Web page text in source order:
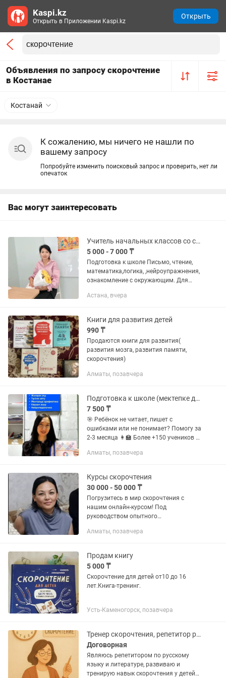
Объявления по запросу скорочтение
в Костанае
Костанай
К сожалению, мы ничего не нашли по
вашему запросу
Попробуйте изменить поисковый запрос и проверить, нет ли
опечаток
Вас могут заинтересовать
Учитель начальных классов со стажем
5 000 - 7 000 ₸
Подготовка к школе Письмо, чтение,
математика,логика, ,нейроупражнения,
ознакомление с окружающим. Для
дом.задания, устраняю пробелы ,
Астана, вчера
Книги для развития детей
990 ₸
Продаются книги для развития(
развития мозга, развития памяти,
скорочтения)
Алматы, позавчера
Подготовка к школе (мектепке дайындық) скорочтение,математика письмо Алматы
7 500 ₸
🎯 Ребёнок не читает, пишет с
ошибками или не понимает? Помогу за
2-3 месяца 👩🏫 Более +150 учеников с
фундамент знаний с нуля •
Алматы, позавчера
Курсы скорочтения
30 000 - 50 000 ₸
Погрузитесь в мир скорочтения с
нашим онлайн-курсом! Под
руководством опытного
успешно обучил более 200 студентов,
результатов – от 75...
Алматы, позавчера
Продам книгу
5 000 ₸
Скорочтение для детей от10 до 16
лет.Книга-тренинг.
Усть-Каменогорск, позавчера
Тренер скорочтения, репетитор русского языка и литературы.
Договорная
Являюсь репетитором по русскому
языку и литературе, развиваю и
тренирую навык скорочтения у детей
Kaspi.kz
Открыть в Приложении Kaspi.kz
Открыть